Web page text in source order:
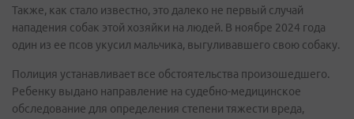
Также, как стало известно, это далеко не первый случай
нападения собак этой хозяйки на людей. В ноябре 2024 года
один из ее псов укусил мальчика, выгуливавшего свою собаку.
Полиция устанавливает все обстоятельства произошедшего.
Ребенку выдано направление на судебно-медицинское
обследование для определения степени тяжести вреда,